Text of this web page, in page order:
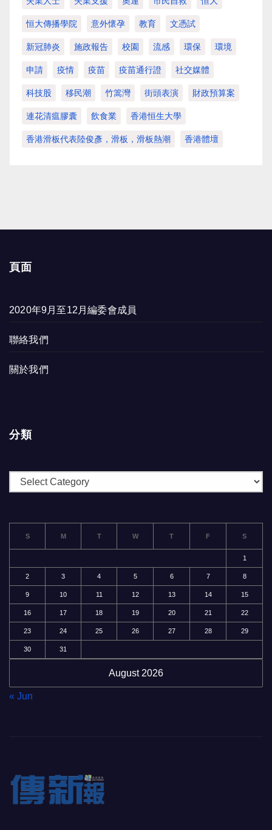
恒大傳播學院 意外懷孕 教育 文憑試
新冠肺炎 施政報告 校園 流感 環保 環境
申請 疫情 疫苗 疫苗通行證 社交媒體
科技股 移民潮 竹篙灣 街頭表演 財政預算案
連花清瘟膠囊 飲食業 香港恒生大學
香港滑板代表陸俊彥，滑板，滑板熱潮 香港體壇
頁面
2020年9月至12月編委會成員
聯絡我們
關於我們
分類
August 2026
S M T W T F S
1
2 3 4 5 6 7 8
9 10 11 12 13 14 15
16 17 18 19 20 21 22
23 24 25 26 27 28 29
30 31
« Jun